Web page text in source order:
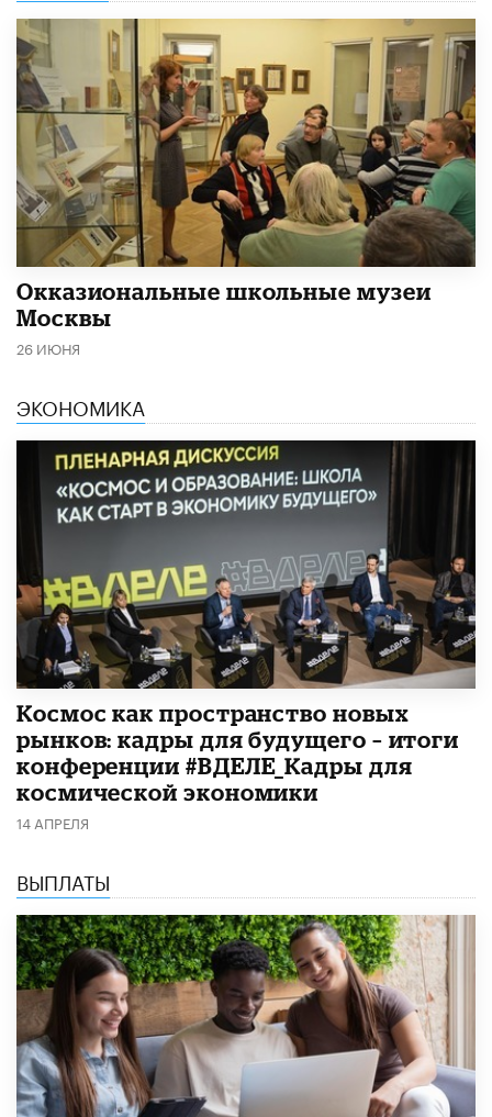
​Окказиональные школьные музеи
Москвы
26 ИЮНЯ
ЭКОНОМИКА
Космос как пространство новых
рынков: кадры для будущего – итоги
конференции #ВДЕЛЕ_Кадры для
космической экономики
14 АПРЕЛЯ
ВЫПЛАТЫ